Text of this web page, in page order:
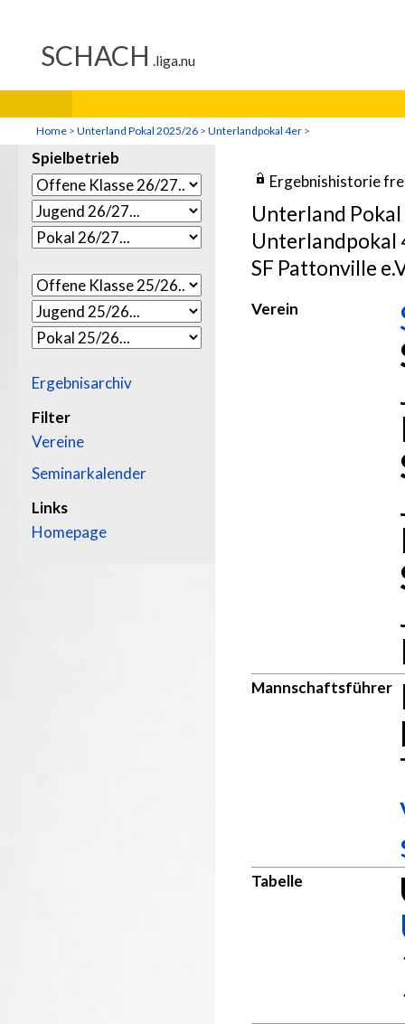
Home > Unterland Pokal 2025/26 > Unterlandpokal 4er >
Spielbetrieb
Ergebnisarchiv
Filter
Vereine
Seminarkalender
Links
Homepage
Ergebnishistorie
Unterland
Unterlandpokal
SF Pattonville
Verein
Mannschaftsführer
Tabelle